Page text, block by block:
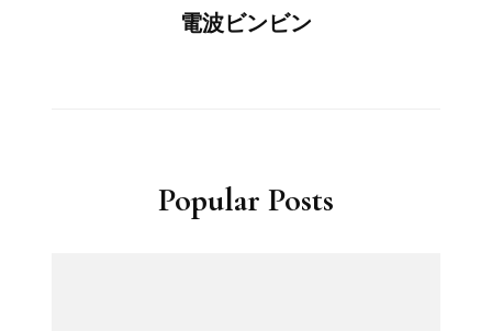
電波ビンビン
Popular Posts